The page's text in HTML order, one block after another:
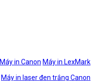
Máy in Canon Máy in LexMark
Máy in laser đen trắng Canon